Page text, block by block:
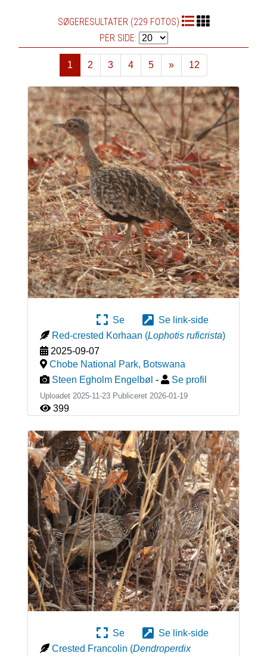
SØGERESULTATER (229 FOTOS)
PER SIDE:
1 2 3 4 5
»
Næste
12
Se
Se link-side
Red-crested Korhaan (Lophotis ruficrista)
2025-09-07
Chobe National Park, Botswana
Steen Egholm Engelbøl - Se profil
Uploadet 2025-11-23 Publiceret 2026-01-19
399
Se
Se link-side
Crested Francolin (Dendroperdix